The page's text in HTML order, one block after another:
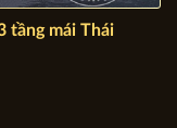
mái Thái